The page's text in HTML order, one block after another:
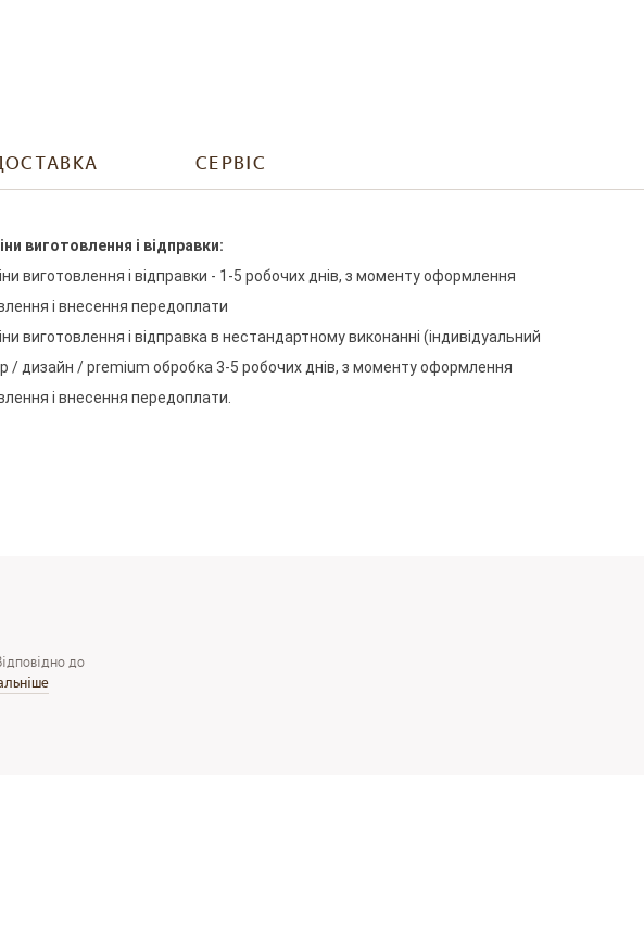
СЕРВІС
виготовлення і відправки:
виготовлення і відправки - 1-5 робочихднів, з моментуоформлення
і внесення передоплати
виготовлення і відправкав нестандартномувиконанні (індивідуальний
/дизайн /premium обробка 3-5 робочихднів, з моментуоформлення
і внесення передоплати.
до